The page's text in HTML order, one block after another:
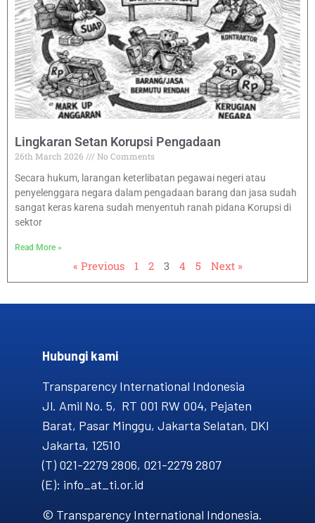
Lingkaran Setan Korupsi Pengadaan
26th March 2026
No Comments
Secara hukum, larangan keterlibatan pegawai negeri atau
penyelenggara negara dalam pengadaan barang dan jasa sudah
sangat keras karena sudah menyentuh ranah pidana Korupsi di
sektor
Read More »
« Previous 1 2 3 4 5 Next »
Hubungi kami​
Transparency International Indonesia
Jl. Amil No. 5, RT 001 RW 004, Pejaten
Barat, Pasar Minggu, Jakarta Selatan, DKI
Jakarta, 12510
(T) 021-2279 2806, 021-2279 2807
(E): info_at_ti.or.id
© Transparency International Indonesia.